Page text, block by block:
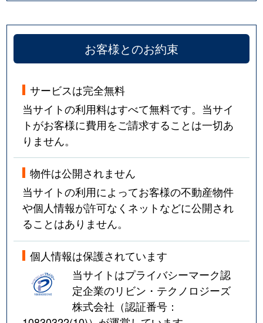
お客様とのお約束
サービスは完全無料
当サイトの利用料はすべて無料です。当サイ
トがお客様に費用をご請求することは一切あ
りません。
物件は公開されません
当サイトの利用によってお客様の不動産物件
や個人情報が許可なくネットなどに公開され
ることはありません。
個人情報は保護されています
当サイトはプライバシーマーク認
定企業のリビン・テクノロジーズ
株式会社（認証番号：